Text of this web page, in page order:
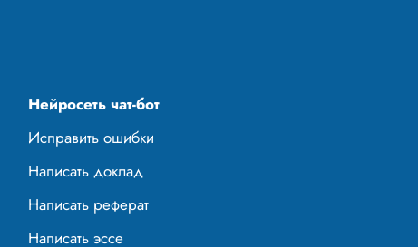
Нейросеть чат-бот
Исправить ошибки
Написать доклад
Написать реферат
Написать эссе